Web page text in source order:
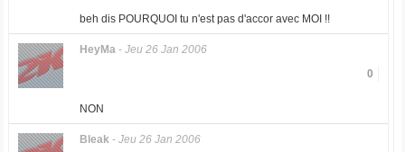
beh dis POURQUOI tu n'est pas d'accor avec MOI !!
HeyMa- Jeu 26 Jan 2006
0
NON
Bleak- Jeu 26 Jan 2006